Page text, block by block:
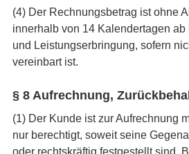
(4) Der Rechnungsbetrag ist ohne
innerhalb von 14 Kalendertagen
und Leistungserbringung, sofern
vereinbart ist.
§ 8 Aufrechnung,
(1) Der Kunde ist zur Aufrechnung
nur berechtigt, soweit seine
oder rechtskräftig festgestellt sind.